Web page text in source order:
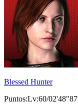
Blessed Hunter
Puntos:Lv:60/02'48"87